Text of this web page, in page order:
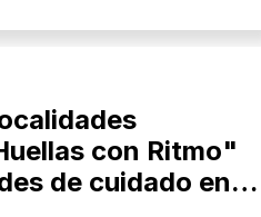
con Ritmo"
de cuidado en